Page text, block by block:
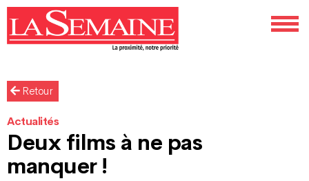
Retour
Actualités
Deux films à ne pas
manquer !